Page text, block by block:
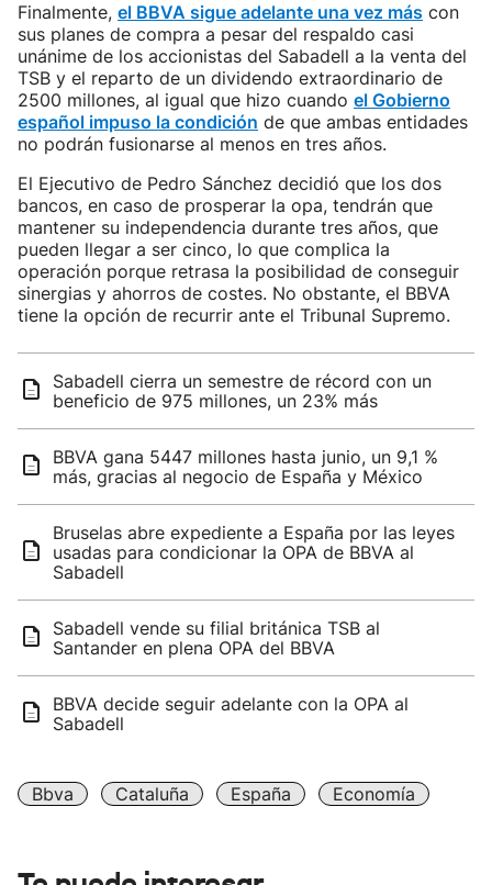
Finalmente, el BBVA sigue adelante una vez más con
sus planes de compra a pesar del respaldo casi
unánime de los accionistas del Sabadell a la venta del
TSB y el reparto de un dividendo extraordinario de
2500 millones, al igual que hizo cuando el Gobierno
español impuso la condición de que ambas entidades
no podrán fusionarse al menos en tres años.
El Ejecutivo de Pedro Sánchez decidió que los dos
bancos, en caso de prosperar la opa, tendrán que
mantener su independencia durante tres años, que
pueden llegar a ser cinco, lo que complica la
operación porque retrasa la posibilidad de conseguir
sinergias y ahorros de costes. No obstante, el BBVA
tiene la opción de recurrir ante el Tribunal Supremo.
Sabadell cierra un semestre de récord con un
beneficio de 975 millones, un 23% más
BBVA gana 5447 millones hasta junio, un 9,1 %
más, gracias al negocio de España y México
Bruselas abre expediente a España por las leyes
usadas para condicionar la OPA de BBVA al
Sabadell
Sabadell vende su filial británica TSB al
Santander en plena OPA del BBVA
BBVA decide seguir adelante con la OPA al
Sabadell
Bbva Cataluña España Economía